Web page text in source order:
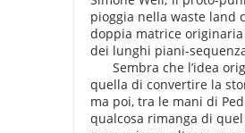
pioggia nella waste land
doppia matrice
dei lunghi piani-
Sembra che l’idea
quella di convertire la
ma poi, tra le mani di
qualcosa rimanga di